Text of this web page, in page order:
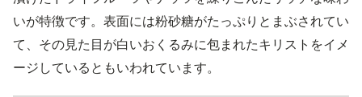
いが特徴です。表面には粉砂糖がたっぷりとまぶされてい
て、その見た目が白いおくるみに包まれたキリストをイメ
ージしているともいわれています。